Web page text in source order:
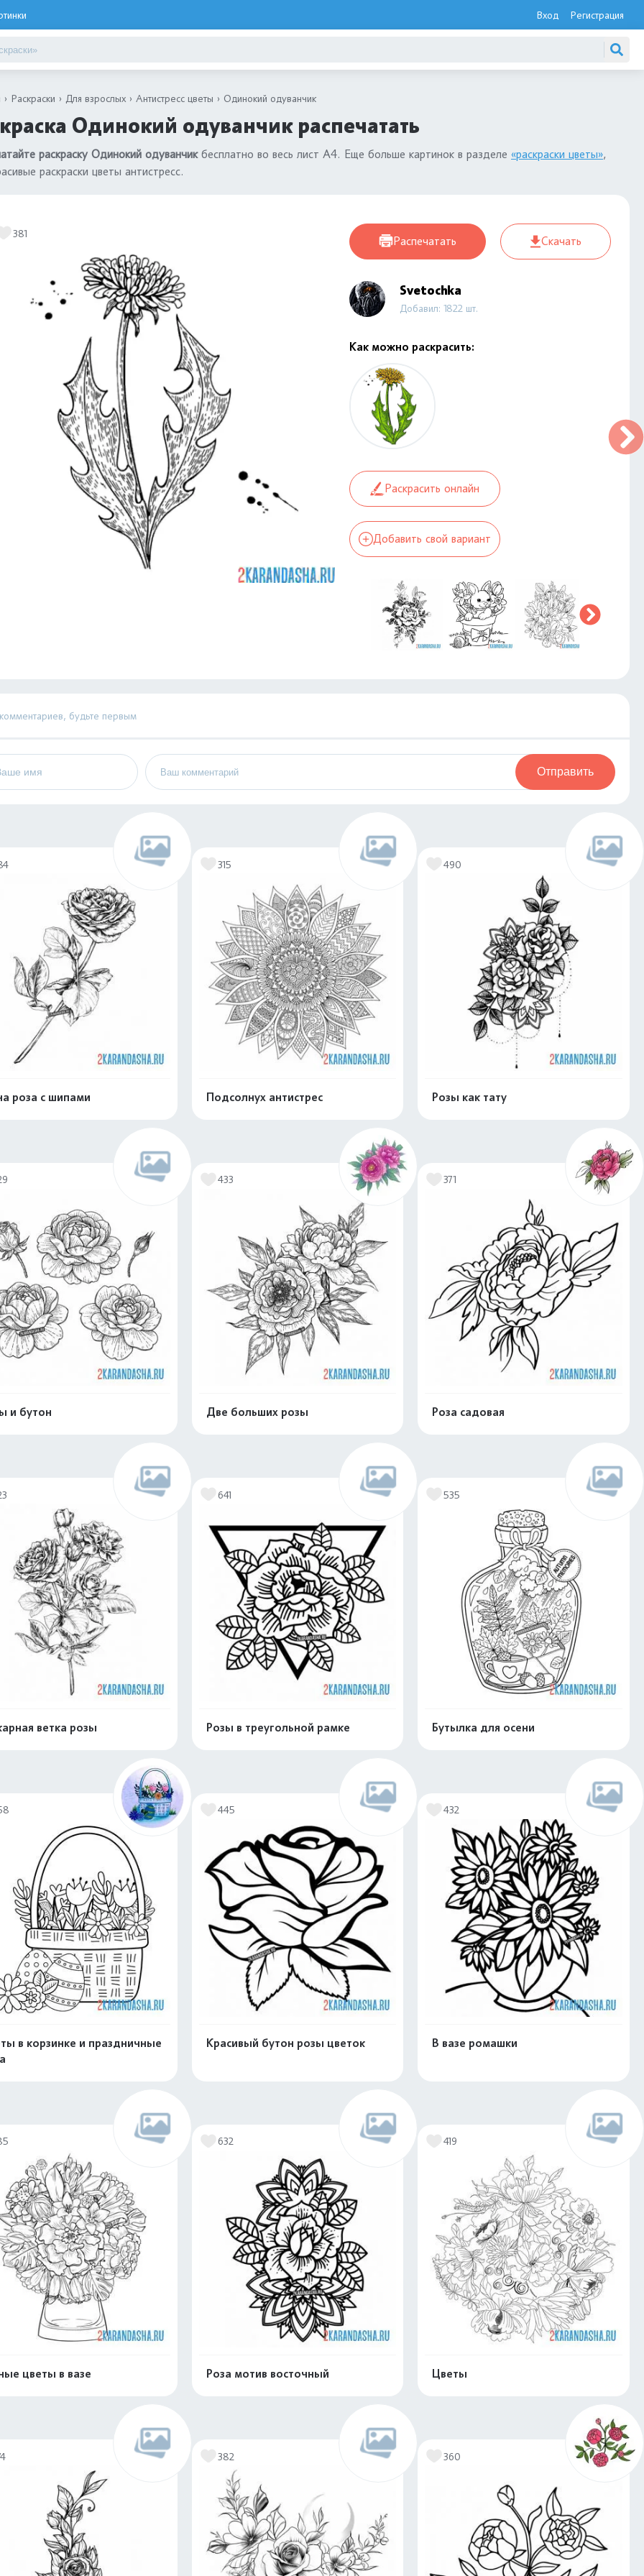
Вход Регистрация
Раскраски Для взрослых Антистресс цветы Одинокий одуванчик
Одинокий одуванчик распечатать
раскраску Одинокий одуванчикбесплатно во весь лист А4. Еще больше картинок в разделе «раскраски цветы»,
раскраски цветы антистресс.
381
Распечатать Скачать
Svetochka
Добавил: 1822 шт.
Как можно раскрасить:
Раскрасить онлайн
Добавить свой вариант
будьте первым
Отправить
роза с шипами
315
Подсолнух антистрес
490
Розы как тату
и бутон
433
Две больших розы
371
Роза садовая
ветка розы
Распечатать и скачать
641
Розы в треугольной рамке
535
Бутылка для осени
в корзинке и праздничные
445
Красивый бутон розы цветок
432
В вазе ромашки
цветы в вазе
632
Роза мотив восточный
419
Цветы
382 360